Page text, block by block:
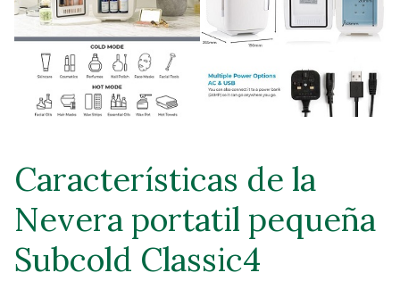
Características de la
Nevera portatil pequeña
Subcold Classic4